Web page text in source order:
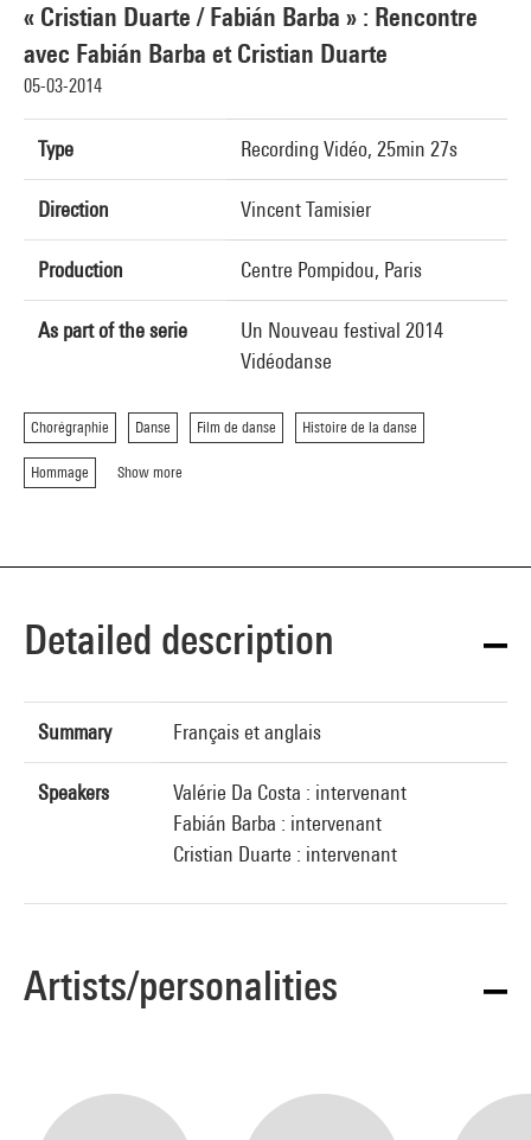
« Cristian Duarte / Fabián Barba » : Rencontre
avec Fabián Barba et Cristian Duarte
05-03-2014
Type Recording Vidéo, 25min 27s
Direction Vincent Tamisier
Production Centre Pompidou, Paris
As part of the serie
Un Nouveau festival 2014
Vidéodanse
Chorégraphie Danse Film de danse Histoire de la danse
Hommage Show more
Detailed description
Summary Français et anglais
Speakers
Valérie Da Costa : intervenant
Fabián Barba : intervenant
Cristian Duarte : intervenant
Artists/personalities